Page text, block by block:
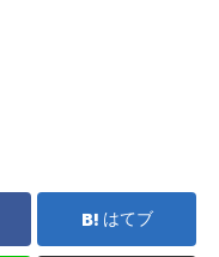
はてブ